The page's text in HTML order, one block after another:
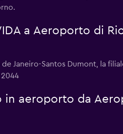
a Aeroporto di
Janeiro-Santos Dumont, la
in aeroporto da